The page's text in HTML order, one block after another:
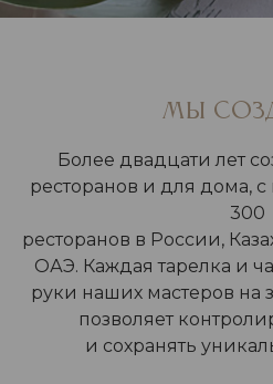
МЫ
Более двадцати лет
ресторанов и для дома, с
300
ресторанов в России,
ОАЭ. Каждая тарелка и
руки наших мастеров на
позволяет
и сохранять